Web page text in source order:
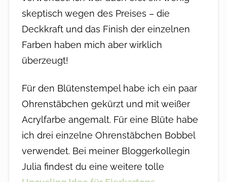
skeptisch wegen des Preises – die
Deckkraft und das Finish der einzelnen
Farben haben mich aber wirklich
überzeugt!
Für den Blütenstempel habe ich ein paar
Ohrenstäbchen gekürzt und mit weißer
Acrylfarbe angemalt. Für eine Blüte habe
ich drei einzelne Ohrenstäbchen Bobbel
verwendet. Bei meiner Bloggerkollegin
Julia findest du eine weitere tolle